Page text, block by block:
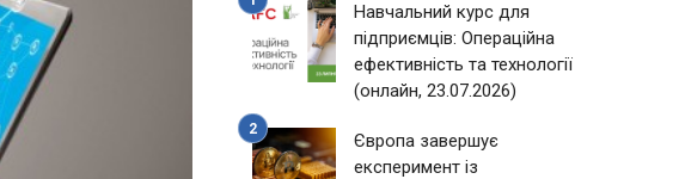
Навчальний курс для
підприємців: Операційна
ефективність та технології
(онлайн, 23.07.2026)
Європа завершує
експеримент із